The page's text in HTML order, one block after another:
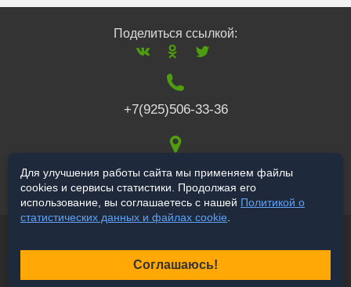
Поделиться ссылкой:
+7(925)506-33-36
117519,г. Москва,
Варшавское ш., 132
Продвижение сайта
Для улучшения работы сайта мы применяем файлы
cookies и сервисы статистики. Продолжая его
использование, вы соглашаетесь с нашей Политикой о
статистических данных и файлах cookie
Соглашаюсь!